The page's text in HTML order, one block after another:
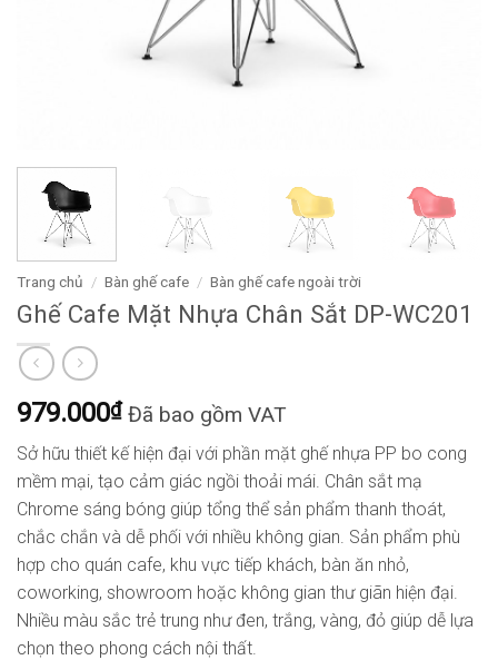
Trang chủ / Bàn ghế cafe / Bàn ghế cafe ngoài trời
Ghế Cafe Mặt Nhựa Chân Sắt DP-WC201
979.000₫ Đã bao gồm VAT
Sở hữu thiết kế hiện đại với phần mặt ghế nhựa PP bo cong
mềm mại, tạo cảm giác ngồi thoải mái. Chân sắt mạ
Chrome sáng bóng giúp tổng thể sản phẩm thanh thoát,
chắc chắn và dễ phối với nhiều không gian. Sản phẩm phù
hợp cho quán cafe, khu vực tiếp khách, bàn ăn nhỏ,
coworking, showroom hoặc không gian thư giãn hiện đại.
Nhiều màu sắc trẻ trung như đen, trắng, vàng, đỏ giúp dễ lựa
chọn theo phong cách nội thất.